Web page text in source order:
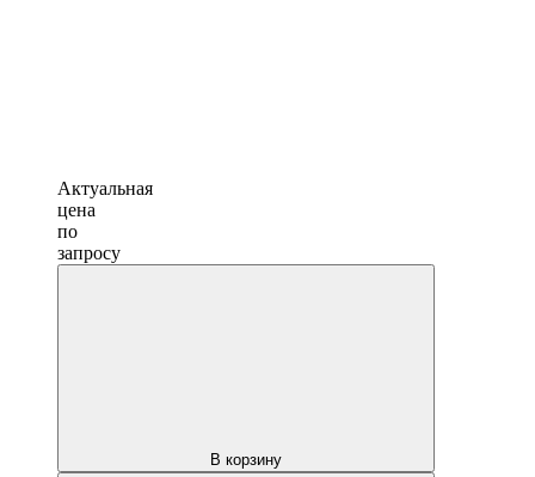
Актуальная
цена
по
запросу
В корзину